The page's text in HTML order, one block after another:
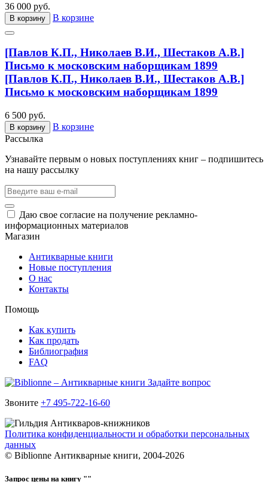
36 000 руб.
В корзину В корзине
[Павлов К.П., Николаев В.И., Шестаков А.В.]
Письмо к московским наборщикам 1899
[Павлов К.П., Николаев В.И., Шестаков А.В.]
Письмо к московским наборщикам 1899
6 500 руб.
В корзину
В корзине
Рассылка
Узнавайте первым о новых поступлениях книг – подпишитесь
на нашу рассылку
Даю свое согласие на получение рекламно-
информационных материалов
Магазин
Антикварные книги
Новые поступления
О нас
Контакты
Помощь
Как купить
Как продать
Библиография
FAQ
Задайте вопрос
Звоните +7 495-722-16-60
Политика конфиденциальности и обработки персональных
данных
© Biblionne Антикварные книги, 2004-2026
Запрос цены на книгу ""